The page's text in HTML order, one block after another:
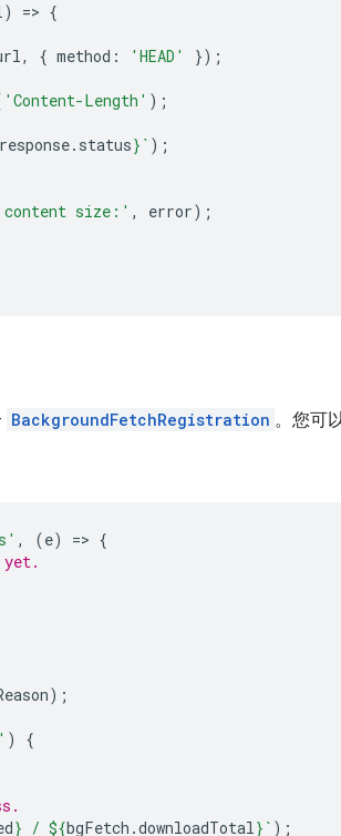
) => {
, { method : 'HEAD'
});
'Content-Length' );
response. status} ` );
size:' , error);
BackgroundFetchRegistration 。您可
, (e) => {
yet.
);
)
{
} / ${bgFetch .downloadTotal} ` );